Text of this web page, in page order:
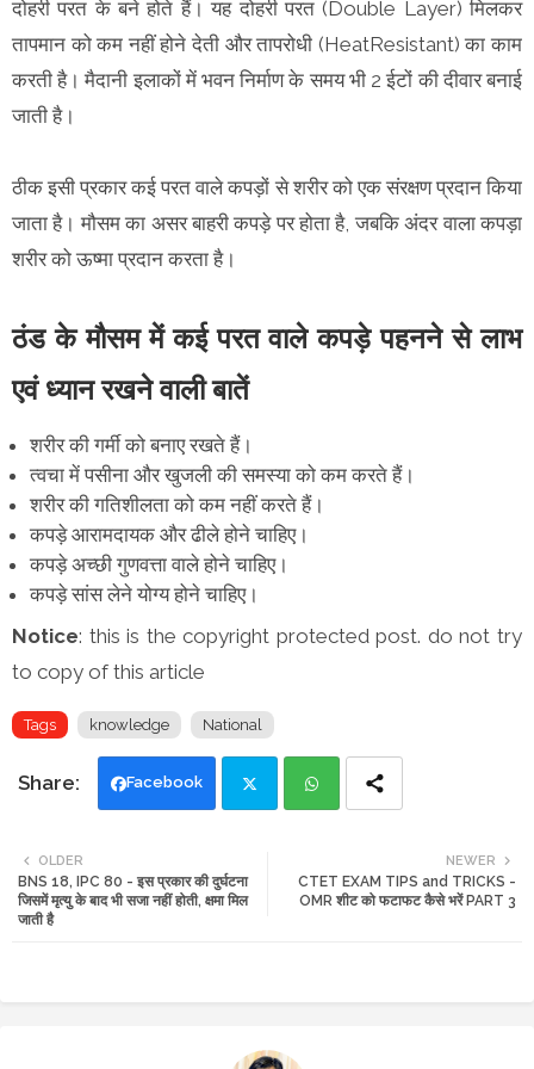
दोहरी परत के बने होते हैं। यह दोहरी परत (Double Layer) मिलकर
तापमान को कम नहीं होने देती और तापरोधी (HeatResistant) का काम
करती है। मैदानी इलाकों में भवन निर्माण के समय भी 2 ईटों की दीवार बनाई
जाती है।
ठीक इसी प्रकार कई परत वाले कपड़ों से शरीर को एक संरक्षण प्रदान किया
जाता है। मौसम का असर बाहरी कपड़े पर होता है, जबकि अंदर वाला कपड़ा
शरीर को ऊष्मा प्रदान करता है।
ठंड के मौसम में कई परत वाले कपड़े पहनने से लाभ
एवं ध्यान रखने वाली बातें
शरीर की गर्मी को बनाए रखते हैं।
त्वचा में पसीना और खुजली की समस्या को कम करते हैं।
शरीर की गतिशीलता को कम नहीं करते हैं।
कपड़े आरामदायक और ढीले होने चाहिए।
कपड़े अच्छी गुणवत्ता वाले होने चाहिए।
कपड़े सांस लेने योग्य होने चाहिए।
Notice: this is the copyright protected post. do not try
to copy of this article
Tags knowledge National
Facebook
tte ats
NEWER
CTET EXAM TIPS and TRICKS -
OMR शीट को फटाफट कैसे भरें PART 3
OLDER
BNS 18, IPC 80 - इस प्रकार की दुर्घटना
जिसमें मृत्यु के बाद भी सजा नहीं होती, क्षमा मिल
जाती है